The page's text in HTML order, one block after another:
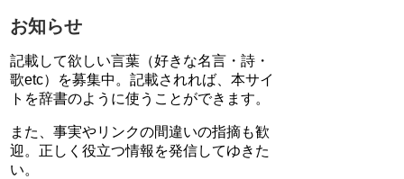
お知らせ
記載して欲しい言葉（好きな名言・詩・
歌etc）を募集中。記載されれば、本サイ
トを辞書のように使うことができます。
また、事実やリンクの間違いの指摘も歓
迎。正しく役立つ情報を発信してゆきた
い。